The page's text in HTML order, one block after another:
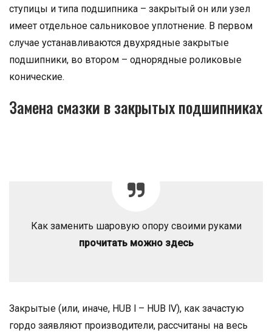
ступицы и типа подшипника – закрытый он или узел
имеет отдельное сальниковое уплотнение. В первом
случае устанавливаются двухрядные закрытые
подшипники, во втором – однорядные роликовые
конические.
Замена смазки в закрытых подшипниках
Как заменить шаровую опору своими руками
прочитать можно здесь
Закрытые (или, иначе, HUB l – HUB lV), как зачастую
гордо заявляют производители, рассчитаны на весь